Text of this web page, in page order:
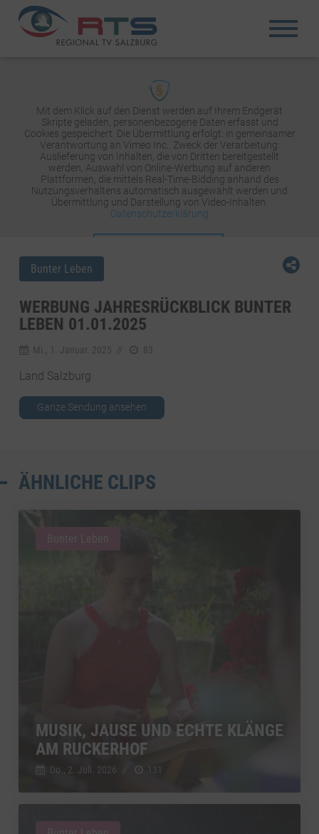
Mit dem Klick auf den Dienst werden auf Ihrem Endgerät
Skripte geladen, personenbezogene Daten erfasst und
Cookies gespeichert. Die Übermittlung erfolgt: in gemeinsamer
Verantwortung an Vimeo Inc.. Zweck der Verarbeitung:
Auslieferung von Inhalten, die von Dritten bereitgestellt
werden, Auswahl von Online-Werbung auf anderen
Plattformen, die mittels Real-Time-Bidding anhand des
Nutzungsverhaltens automatisch ausgewählt werden und
Übermittlung und Darstellung von Video-Inhalten.
Datenschutzerklärung
Bunter Leben
WERBUNG JAHRESRÜCKBLICK BUNTER
LEBEN 01.01.2025
Mi., 1. Januar. 2025 83
Land Salzburg
Ganze Sendung ansehen
ÄHNLICHE CLIPS
MUSIK, JAUSE UND ECHTE KLÄNGE
AM RUCKERHOF
Do., 2. Juli. 2026 131